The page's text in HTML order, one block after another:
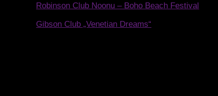
Robinson Club Noonu – Boho Beach Festival
Gibson Club „Venetian Dreams“